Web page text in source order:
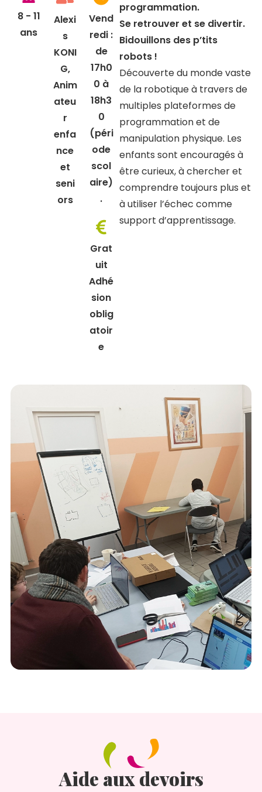
8 - 11
ans
Alexi
s
KONI
G,
Anim
ateu
r
enfa
nce
et
seni
ors
Vend
redi :
de
17h0
0 à
18h3
0
(péri
ode
scol
aire)
.
Grat
uit
Adhé
sion
oblig
atoir
e
programmation.
Se retrouver et se divertir.
Bidouillons des p’tits
robots !
Découverte du monde vaste
de la robotique à travers de
multiples plateformes de
programmation et de
manipulation physique. Les
enfants sont encouragés à
être curieux, à chercher et
comprendre toujours plus et
à utiliser l’échec comme
support d’apprentissage.
Aide aux devoirs